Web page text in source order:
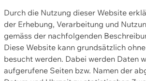
Durch die Nutzung dieser Website
der Erhebung, Verarbeitung und
gemäss der nachfolgenden
Diese Website kann grundsätzlich
besucht werden. Dabei werden Daten
aufgerufene Seiten bzw. Namen der